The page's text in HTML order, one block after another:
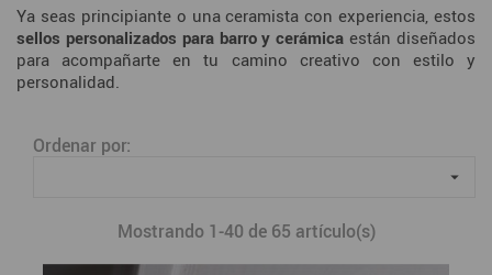
Ya seas principiante o una ceramista con experiencia, estos
sellos personalizados para barro y cerámica están diseñados
para acompañarte en tu camino creativo con estilo y
personalidad.
Ordenar por:

Mostrando 1-40 de 65 artículo(s)